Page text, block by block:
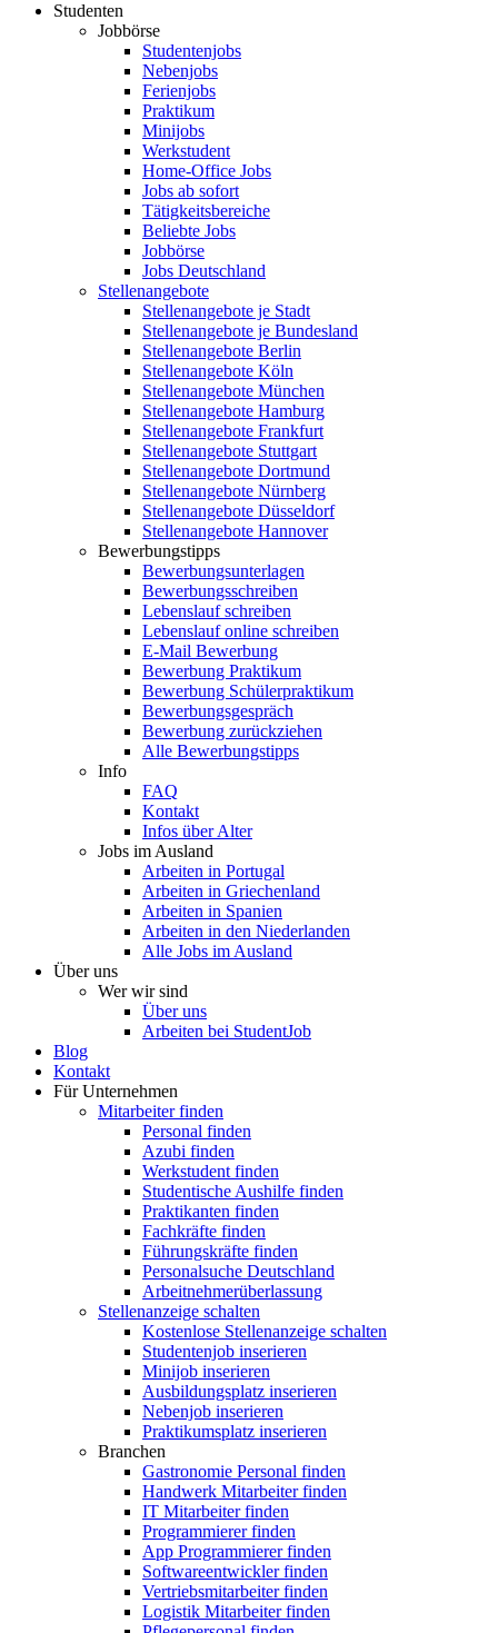
Studenten
Jobbörse
Studentenjobs
Nebenjobs
Ferienjobs
Praktikum
Minijobs
Werkstudent
Home-Office Jobs
Jobs ab sofort
Tätigkeitsbereiche
Beliebte Jobs
Jobbörse
Jobs Deutschland
Stellenangebote
Stellenangebote je Stadt
Stellenangebote je Bundesland
Stellenangebote Berlin
Stellenangebote Köln
Stellenangebote München
Stellenangebote Hamburg
Stellenangebote Frankfurt
Stellenangebote Stuttgart
Stellenangebote Dortmund
Stellenangebote Nürnberg
Stellenangebote Düsseldorf
Stellenangebote Hannover
Bewerbungstipps
Bewerbungsunterlagen
Bewerbungsschreiben
Lebenslauf schreiben
Lebenslauf online schreiben
E-Mail Bewerbung
Bewerbung Praktikum
Bewerbung Schülerpraktikum
Bewerbungsgespräch
Bewerbung zurückziehen
Alle Bewerbungstipps
Info
FAQ
Kontakt
Infos über Alter
Jobs im Ausland
Arbeiten in Portugal
Arbeiten in Griechenland
Arbeiten in Spanien
Arbeiten in den Niederlanden
Alle Jobs im Ausland
Über uns
Wer wir sind
Über uns
Arbeiten bei StudentJob
Blog
Kontakt
Für Unternehmen
Mitarbeiter finden
Personal finden
Azubi finden
Werkstudent finden
Studentische Aushilfe finden
Praktikanten finden
Fachkräfte finden
Führungskräfte finden
Personalsuche Deutschland
Arbeitnehmerüberlassung
Stellenanzeige schalten
Kostenlose Stellenanzeige schalten
Studentenjob inserieren
Minijob inserieren
Ausbildungsplatz inserieren
Nebenjob inserieren
Praktikumsplatz inserieren
Branchen
Gastronomie Personal finden
Handwerk Mitarbeiter finden
IT Mitarbeiter finden
Programmierer finden
App Programmierer finden
Softwareentwickler finden
Vertriebsmitarbeiter finden
Logistik Mitarbeiter finden